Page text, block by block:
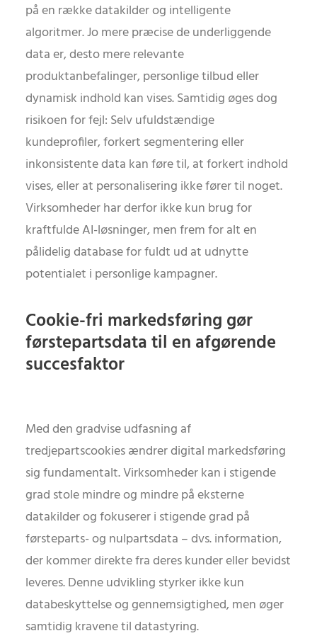
på en række datakilder og intelligente
algoritmer. Jo mere præcise de underliggende
data er, desto mere relevante
produktanbefalinger, personlige tilbud eller
dynamisk indhold kan vises. Samtidig øges dog
risikoen for fejl: Selv ufuldstændige
kundeprofiler, forkert segmentering eller
inkonsistente data kan føre til, at forkert indhold
vises, eller at personalisering ikke fører til noget.
Virksomheder har derfor ikke kun brug for
kraftfulde AI-løsninger, men frem for alt en
pålidelig database for fuldt ud at udnytte
potentialet i personlige kampagner.
Cookie-fri markedsføring gør
førstepartsdata til en afgørende
succesfaktor
Med den gradvise udfasning af
tredjepartscookies ændrer digital markedsføring
sig fundamentalt. Virksomheder kan i stigende
grad stole mindre og mindre på eksterne
datakilder og fokuserer i stigende grad på
førsteparts- og nulpartsdata – dvs. information,
der kommer direkte fra deres kunder eller bevidst
leveres. Denne udvikling styrker ikke kun
databeskyttelse og gennemsigtighed, men øger
samtidig kravene til datastyring.